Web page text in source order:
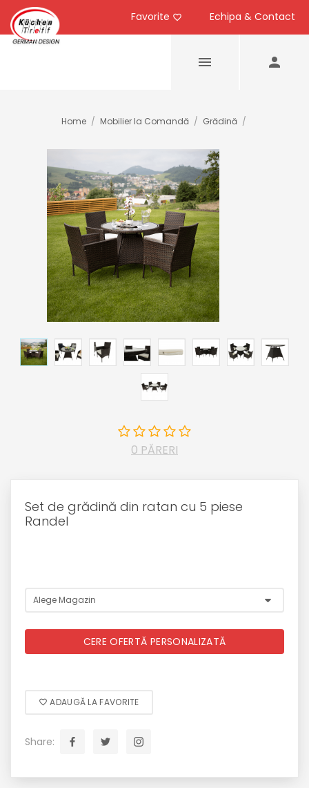
Echipa & Contact
Favorite
Home / Mobilier la Comandă / Grădină /
0 PĂRERI
Set de grădină din ratan cu 5 piese
Randel
CERE OFERTĂ PERSONALIZATĂ
ADAUGĂ LA FAVORITE
Share: